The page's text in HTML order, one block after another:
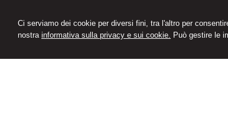
Ci serviamo dei cookie per diversi fini, tra l'altro per
nostra informativa sulla privacy e sui cookie. Può gestire le